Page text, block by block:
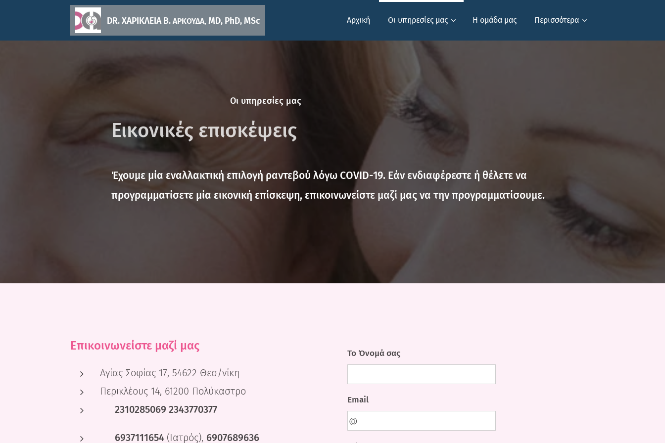
DR. ΧΑΡΙΚΛΕΙΑ Β. ΑΡΚΟΥΔΑ, MD, PhD, MSc Αρχική Οι υπηρεσίες μας Η ομάδα μας Περισσότερα
Οι υπηρεσίες μας
Εικονικές επισκέψεις
Έχουμε μία εναλλακτική επιλογή ραντεβού λόγω COVID-19. Εάν ενδιαφέρεστε ή θέλετε να
προγραμματίσετε μία εικονική επίσκεψη, επικοινωνείστε μαζί μας να την προγραμματίσουμε.
Επικοινωνείστε μαζί μας
Αγίας Σοφίας 17, 54622 Θεσ/νίκη
Περικλέους 14, 61200 Πολύκαστρο
☎️ 2310285069 2343770377
📱 6937111654 (Ιατρός), 6907689636
Το Όνομά σας
Email